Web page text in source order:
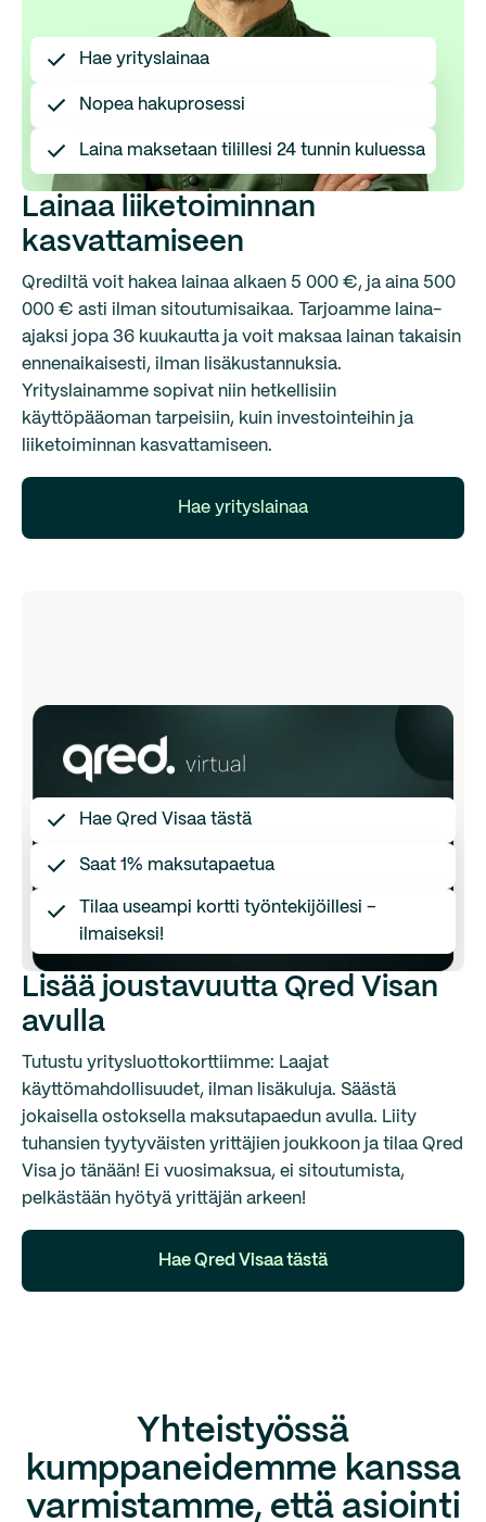
Hae yrityslainaa
Nopea hakuprosessi
Laina maksetaan tilillesi 24 tunnin kuluessa
Lainaa liiketoiminnan
kasvattamiseen
Qrediltä voit hakea lainaa alkaen 5 000 €, ja aina 500
000 € asti ilman sitoutumisaikaa. Tarjoamme laina-
ajaksi jopa 36 kuukautta ja voit maksaa lainan takaisin
ennenaikaisesti, ilman lisäkustannuksia.
Yrityslainamme sopivat niin hetkellisiin
käyttöpääoman tarpeisiin, kuin investointeihin ja
liiketoiminnan kasvattamiseen.
Hae yrityslainaa
Hae Qred Visaa tästä
Saat 1% maksutapaetua
Tilaa useampi kortti työntekijöillesi –
ilmaiseksi!
Lisää joustavuutta Qred Visan
avulla
Tutustu yritysluottokorttiimme: Laajat
käyttömahdollisuudet, ilman lisäkuluja. Säästä
jokaisella ostoksella maksutapaedun avulla. Liity
tuhansien tyytyväisten yrittäjien joukkoon ja tilaa Qred
Visa jo tänään! Ei vuosimaksua, ei sitoutumista,
pelkästään hyötyä yrittäjän arkeen!
Hae Qred Visaa tästä
Yhteistyössä
kumppaneidemme kanssa
varmistamme, että asiointi